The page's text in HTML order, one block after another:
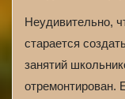
Неудивительно,
старается
занятий
отремонтирован.